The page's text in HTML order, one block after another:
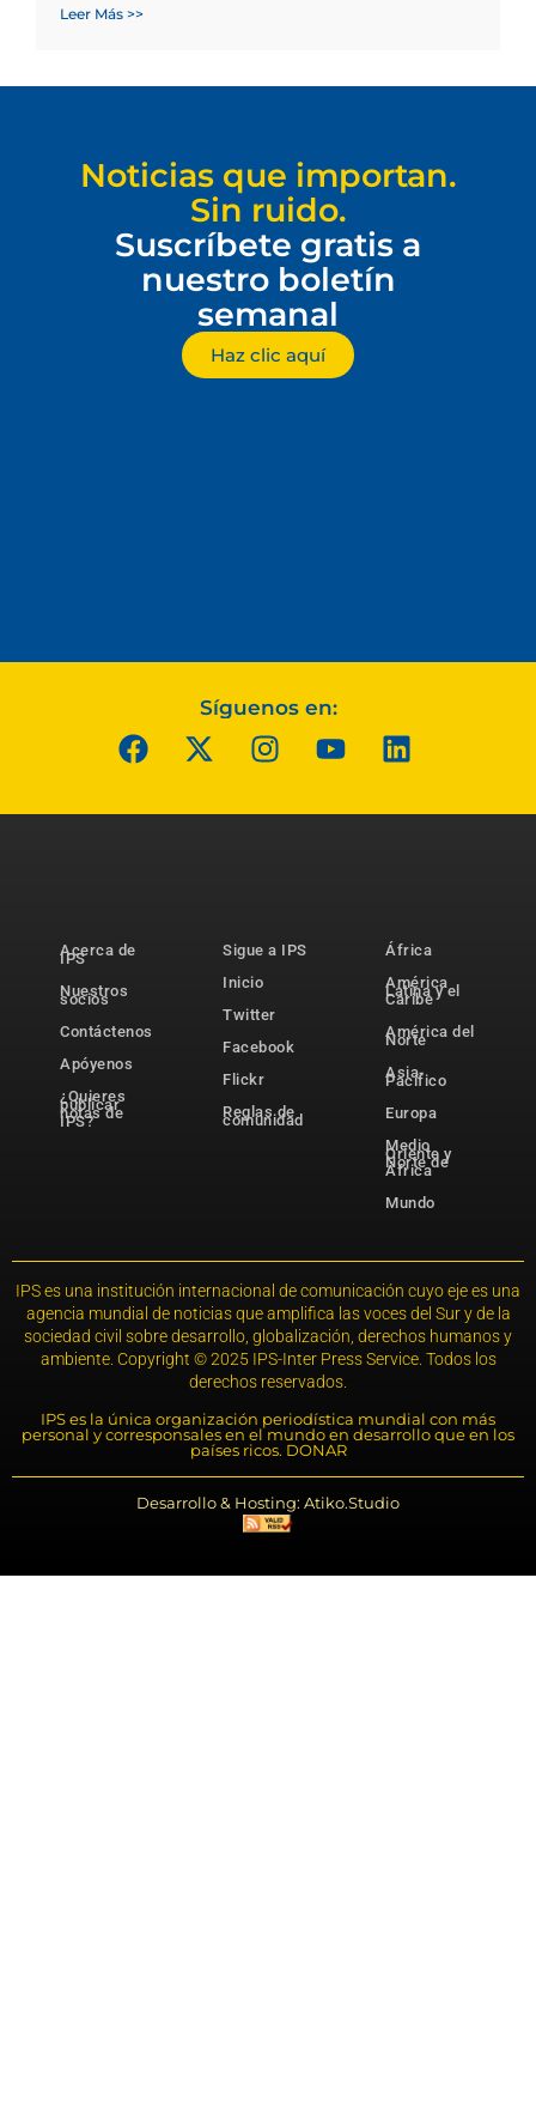
Leer Más >>
Noticias que importan.
Sin ruido.
Suscríbete gratis a
nuestro boletín
semanal
Haz clic aquí
Síguenos en:
Acerca de
IPS
Nuestros
socios
Contáctenos
Apóyenos
¿Quieres
publicar
notas de
IPS?
Sigue a IPS
Inicio
Twitter
Facebook
Flickr
Reglas de
comunidad
África
América
Latina y el
Caribe
América del
Norte
Asia-
Pacífico
Europa
Medio
Oriente y
Norte de
África
Mundo
IPS es una institución internacional de comunicación cuyo eje es una
agencia mundial de noticias que amplifica las voces del Sur y de la
sociedad civil sobre desarrollo, globalización, derechos humanos y
ambiente. Copyright © 2025 IPS-Inter Press Service. Todos los
derechos reservados.
IPS es la única organización periodística mundial con más
personal y corresponsales en el mundo en desarrollo que en los
países ricos. DONAR
Desarrollo & Hosting: Atiko.Studio